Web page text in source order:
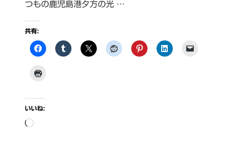
つもの鹿児島港夕方の光 …
共有:
いいね:
読